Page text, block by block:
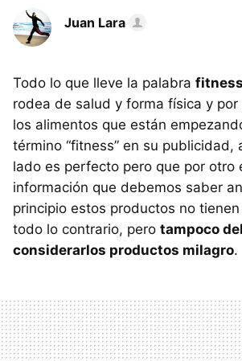
Juan Lara
Todo lo que lleve la palabra fitness
rodea de salud y forma física y por
los alimentos que están
término “fitness” en su publicidad,
lado es perfecto pero que por otro
información que debemos saber
principio estos productos no
todo lo contrario, pero tampoco
considerarlos productos milagro.